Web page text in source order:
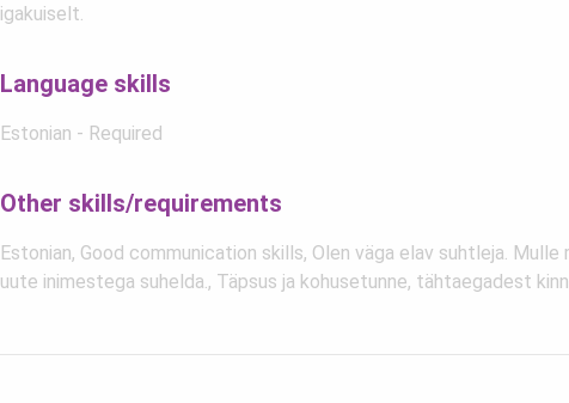
igakuiselt.
Language skills
Estonian - Required
Other skills/requirements
Estonian, Good communication skills, Olen väga elav suhtleja. Mulle
uute inimestega suhelda., Täpsus ja kohusetunne, tähtaegadest